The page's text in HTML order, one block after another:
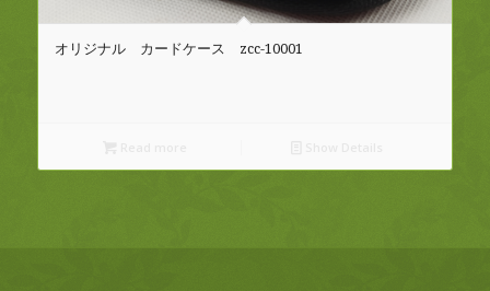
オリジナル カードケース zcc-10001